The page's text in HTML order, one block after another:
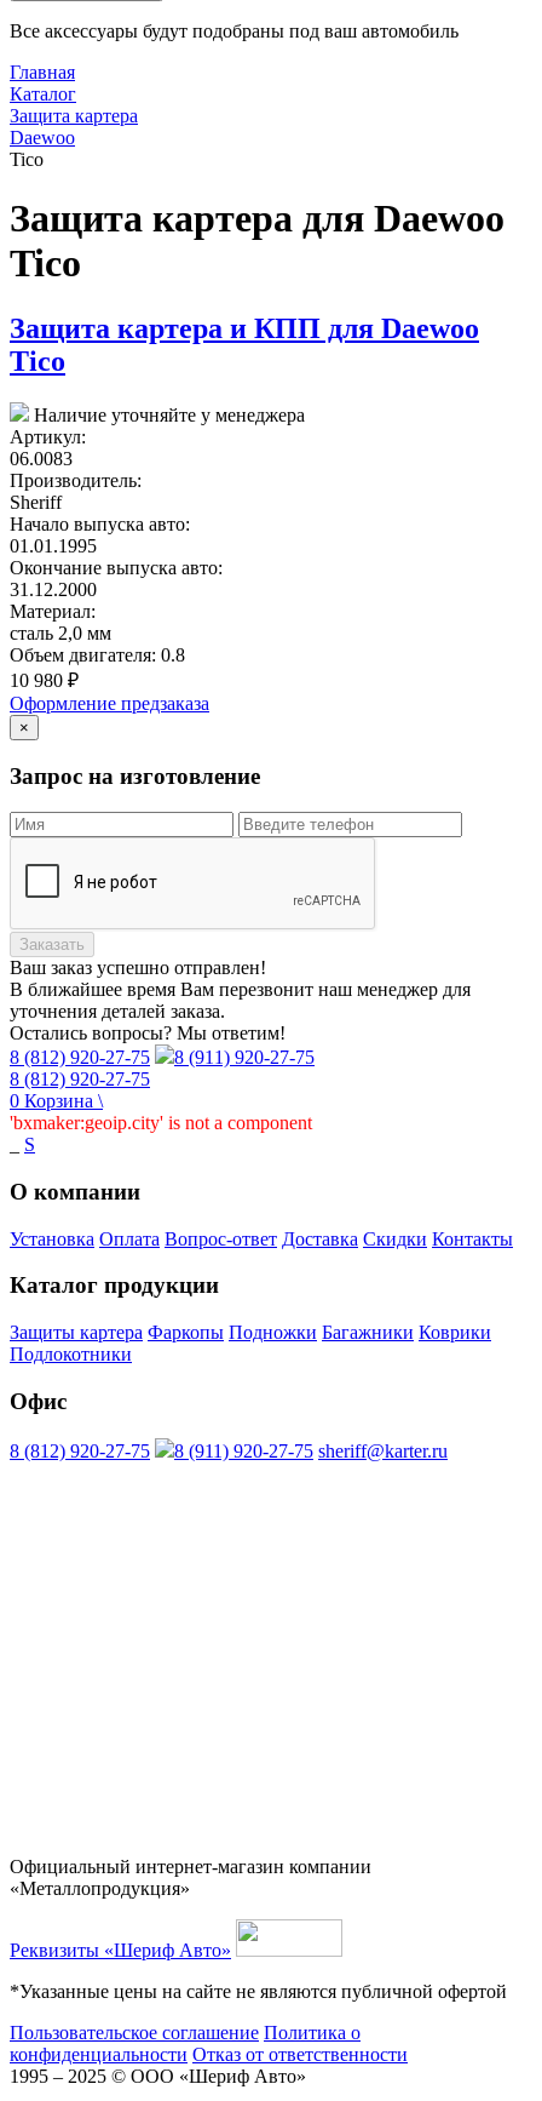
Все аксессуары будут подобраны под ваш автомобиль
Главная
Каталог
Защита картера
Daewoo
Tico
Защита картера для Daewoo
Tico
Защита картера и КПП для Daewoo
Tico
Наличие уточняйте у менеджера
Артикул:
06.0083
Производитель:
Sheriff
Начало выпуска авто:
01.01.1995
Окончание выпуска авто:
31.12.2000
Материал:
сталь 2,0 мм
Объем двигателя: 0.8
10 980 ₽
Оформление предзаказа
×
Запрос на изготовление
Заказать
Ваш заказ успешно отправлен!
В ближайшее время Вам перезвонит наш менеджер для
уточнения деталей заказа.
Остались вопросы? Мы ответим!
8 (812) 920-27-75
8 (911) 920-27-75
8 (812) 920-27-75
0 Корзина \
'bxmaker:geoip.city' is not a component
S
О компании
Установка Оплата Вопрос-ответ Доставка Скидки Контакты
Каталог продукции
Защиты картера Фаркопы Подножки Багажники Коврики
Подлокотники
Офис
8 (812) 920-27-75 8 (911) 920-27-75 sheriff@karter.ru
Официальный интернет-магазин компании
«Металлопродукция»
Реквизиты «Шериф Авто»
*Указанные цены на сайте не являются публичной офертой
Пользовательское соглашение Политика о
конфиденциальности Отказ от ответственности
1995 – 2025 © ООО «Шериф Авто»